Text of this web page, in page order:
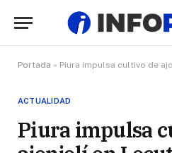
Portada » Piura impulsa cultivo de ajonjolí en
ACTUALIDAD
Piura impulsa